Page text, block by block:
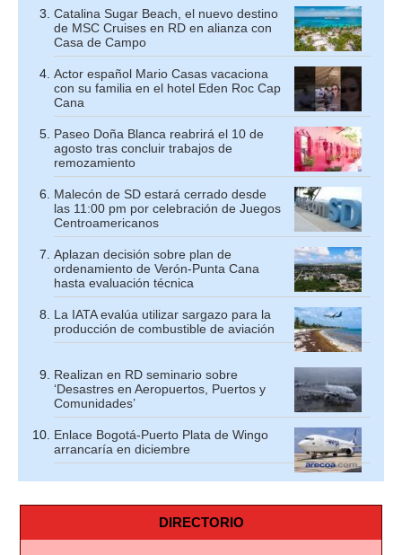
Catalina Sugar Beach, el nuevo destino
de MSC Cruises en RD en alianza con
Casa de Campo
Actor español Mario Casas vacaciona
con su familia en el hotel Eden Roc Cap
Cana
Paseo Doña Blanca reabrirá el 10 de
agosto tras concluir trabajos de
remozamiento
Malecón de SD estará cerrado desde
las 11:00 pm por celebración de Juegos
Centroamericanos
Aplazan decisión sobre plan de
ordenamiento de Verón-Punta Cana
hasta evaluación técnica
La IATA evalúa utilizar sargazo para la
producción de combustible de aviación
Realizan en RD seminario sobre
‘Desastres en Aeropuertos, Puertos y
Comunidades’
Enlace Bogotá-Puerto Plata de Wingo
arrancaría en diciembre
DIRECTORIO